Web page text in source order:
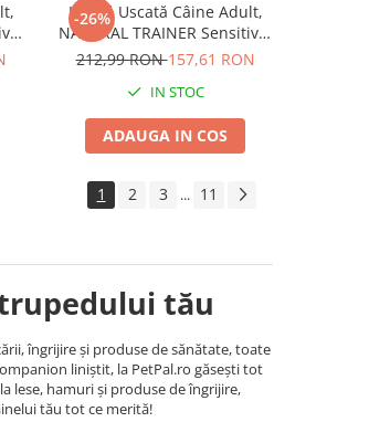
-26%
Hrană Uscată Câine Adult,
NATURAL TRAINER Sensitive,
Talie Mică, Vită și Orez, 7kg
212,99 RON157,61 RON
IN STOC
ADAUGA IN COS
1 2 3 ... 11
tău
îngrijire și produse de sănătate, toate
liniștit, la PetPal.ro găsești tot
lese, hamuri și produse de îngrijire,
tău tot ce merită!